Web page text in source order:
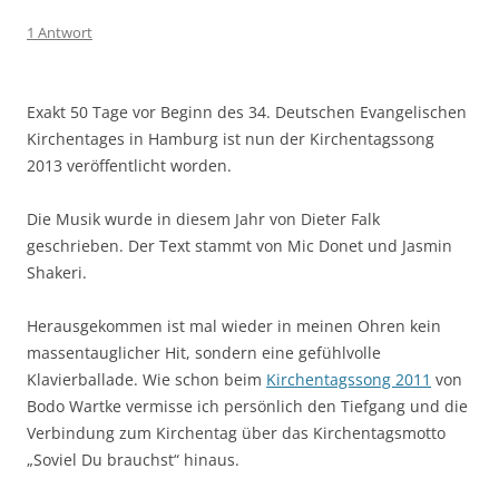
1 Antwort
Exakt 50 Tage vor Beginn des 34. Deutschen Evangelischen
Kirchentages in Hamburg ist nun der Kirchentagssong
2013 veröffentlicht worden.
Die Musik wurde in diesem Jahr von Dieter Falk
geschrieben. Der Text stammt von Mic Donet und Jasmin
Shakeri.
Herausgekommen ist mal wieder in meinen Ohren kein
massentauglicher Hit, sondern eine gefühlvolle
Klavierballade. Wie schon beim Kirchentagssong 2011 von
Bodo Wartke vermisse ich persönlich den Tiefgang und die
Verbindung zum Kirchentag über das Kirchentagsmotto
„Soviel Du brauchst“ hinaus.